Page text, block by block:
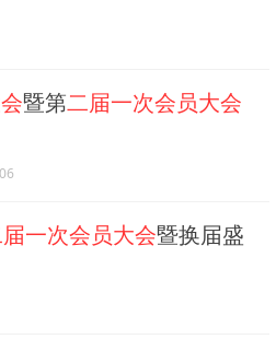
暨第二届一次会员大会
一次会员大会暨换届盛